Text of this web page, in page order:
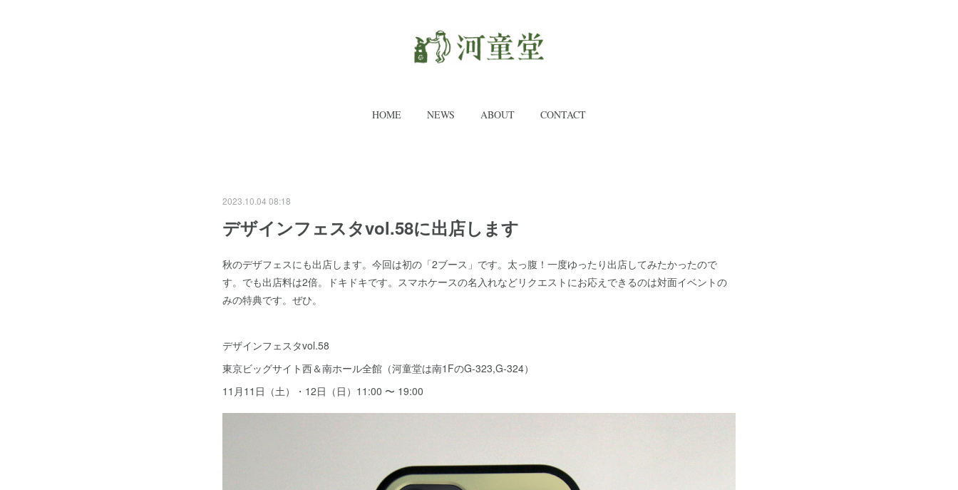
HOME NEWS ABOUT CONTACT
2023.10.04 08:18
デザインフェスタvol.58に出店します
秋のデザフェスにも出店します。今回は初の「2ブース」です。太っ腹！一度ゆったり出店してみたかったので
す。でも出店料は2倍。ドキドキです。スマホケースの名入れなどリクエストにお応えできるのは対面イベントの
みの特典です。ぜひ。
デザインフェスタvol.58
東京ビッグサイト西＆南ホール全館（河童堂は南1FのG-323,G-324）
11月11日（土）・12日（日）11:00 〜 19:00